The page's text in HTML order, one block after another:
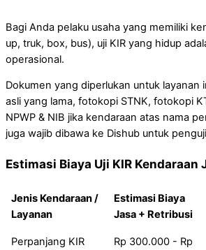
Bagi Anda pelaku usaha yang memiliki
up, truk, box, bus), uji KIR yang hidup
operasional.
Dokumen yang diperlukan untuk layanan
asli yang lama, fotokopi STNK, fotokopi
NPWP & NIB jika kendaraan atas nama
juga wajib dibawa ke Dishub untuk
Estimasi Biaya Uji KIR Kendaraan
Jenis Kendaraan /
Layanan
Estimasi Biaya
Jasa + Retribusi
Perpanjang KIR
Rp 300.000 - Rp